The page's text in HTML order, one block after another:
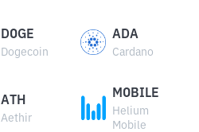
DOGE
Dogecoin
ADA
Cardano
ATH
Aethir
MOBILE
Helium
Mobile